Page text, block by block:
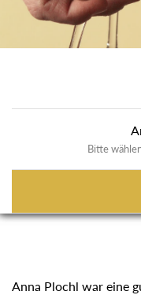
Bitte
Anna Plochl war eine